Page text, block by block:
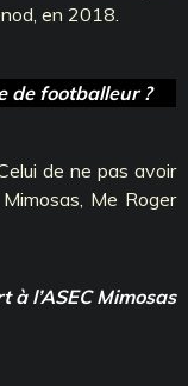
en 2018.
de footballeur ?
de ne pas avoir
Me Roger
l’ASEC Mimosas